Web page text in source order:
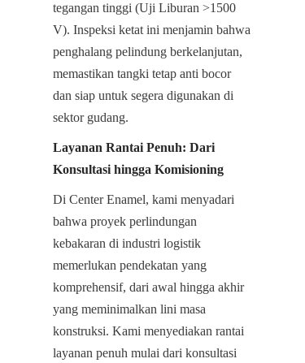
tegangan tinggi (Uji Liburan >1500
V). Inspeksi ketat ini menjamin bahwa
penghalang pelindung berkelanjutan,
memastikan tangki tetap anti bocor
dan siap untuk segera digunakan di
sektor gudang.
Layanan Rantai Penuh: Dari
Konsultasi hingga Komisioning
Di Center Enamel, kami menyadari
bahwa proyek perlindungan
kebakaran di industri logistik
memerlukan pendekatan yang
komprehensif, dari awal hingga akhir
yang meminimalkan lini masa
konstruksi. Kami menyediakan rantai
layanan penuh mulai dari konsultasi